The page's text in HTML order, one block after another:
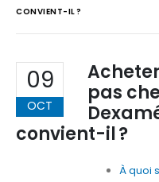
CONVIENT-IL ?
09
OCT
pas
convient-il ?
À quoi